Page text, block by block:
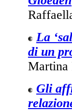
La
di un
Martina
Gli